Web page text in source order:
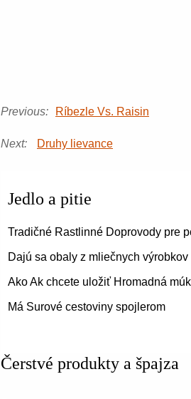
Previous: Ríbezle Vs. Raisin
Next: Druhy lievance
Jedlo a pitie
Tradičné Rastlinné Doprovody pre
Dajú sa obaly z mliečnych
Ako Ak chcete uložiť Hromadná
Má Surové cestoviny spojlerom
Čerstvé produkty a špajza